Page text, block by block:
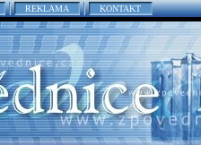
REKLAMA KONTAKT